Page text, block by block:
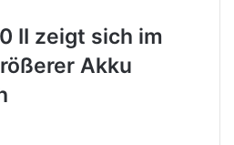
II zeigt sich im
Akku